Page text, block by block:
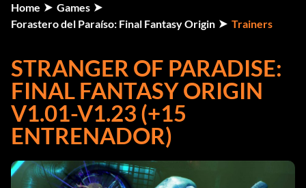
Home
Games
Forastero del Paraíso: Final Fantasy Origin
Trainers
STRANGER OF PARADISE:
FINAL FANTASY ORIGIN
V1.01-V1.23 (+15
ENTRENADOR)